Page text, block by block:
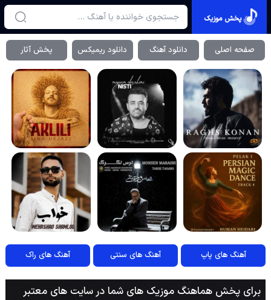
پخش موزیک
صفحه اصلی دانلود آهنگ دانلود ریمیکس پخش آثار
آهنگ های پاپ آهنگ های سنتی آهنگ های راک
برای پخش هماهنگ موزیک های شما در سایت های معتبر